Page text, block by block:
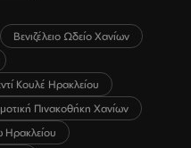
Βενιζέλειο Ωδείο Χανίων
Κουλέ Ηρακλείου
Πινακοθήκη Χανίων